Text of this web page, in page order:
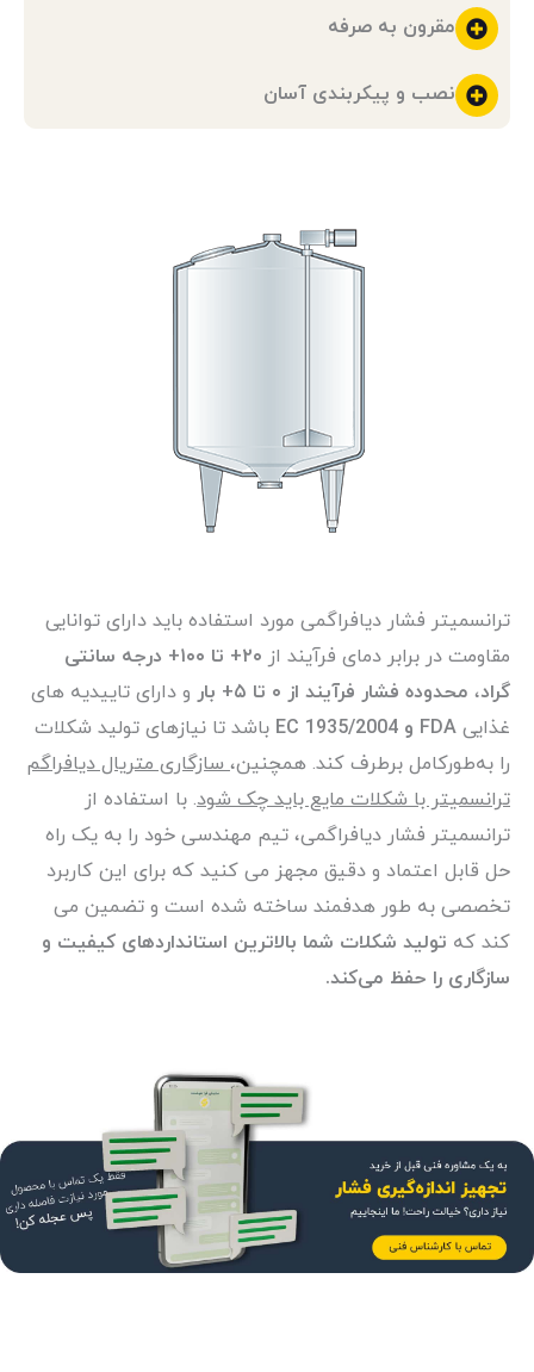
مقرون به صرفه
نصب و پیکربندی آسان
ترانسمیتر فشار دیافراگمی مورد استفاده باید دارای توانایی
مقاومت در برابر دمای فرآیند از
۲۰+ تا ۱۰۰+ درجه سانتی
گراد، محدوده فشار فرآیند از ۰ تا ۵+ بار
و دارای تاییدیه های
غذایی FDA و EC 1935/2004
باشد تا نیازهای تولید شکلات
را به‌طورکامل برطرف کند. همچنین،سازگاری متریال دیافراگم
ترانسمیتر با شکلات مایع باید چک شود. با استفاده از
ترانسمیتر فشار دیافراگمی، تیم مهندسی خود را به یک راه
حل قابل اعتماد و دقیق مجهز می کنید که برای این کاربرد
تخصصی به طور هدفمند ساخته شده است و تضمین می
کند که تولید شکلات شما بالاترین استانداردهای کیفیت و
سازگاری را حفظ می‌کند.